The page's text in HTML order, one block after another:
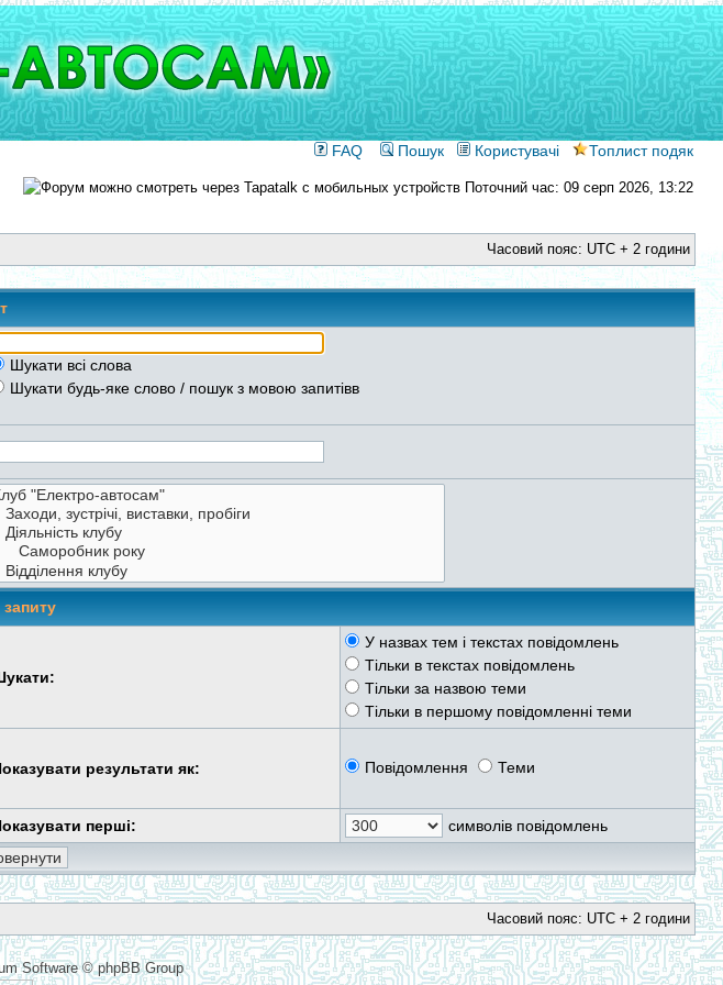
FAQ Пошук Користувачі Топлист подяк
Поточний час: 09 серп 2026, 13:22
Часовий пояс: UTC + 2 години
Шукати всі слова
Шукати будь-яке слово / пошук з мовою запитівв
У назвах тем і текстах повідомлень
Тільки в текстах повідомлень
Тільки за назвою теми
Тільки в першому повідомленні теми
результати як: Повідомлення Теми
перші: символів повідомлень
Часовий пояс: UTC + 2 години
Software © phpBB Group